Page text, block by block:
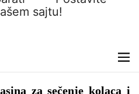
sajtu!
M
e
n
za sečenje kolaca i